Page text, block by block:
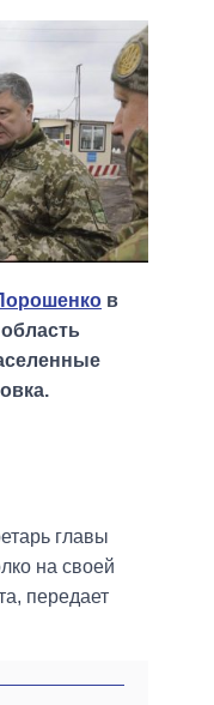
в
главы
на своей
передает